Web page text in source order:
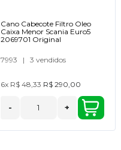
Cano Cabecote Filtro Oleo
Caixa Menor Scania Euro5
2069701 Original
7993 | 3 vendidos
6x R$ 48,33 R$ 290,00
- +